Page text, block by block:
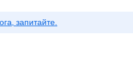
запитайте.